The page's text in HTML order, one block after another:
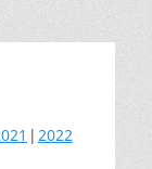
2022